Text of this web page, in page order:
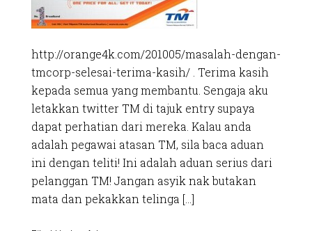
http://orange4k.com/201005/masalah-dengan-
tmcorp-selesai-terima-kasih/ . Terima kasih
kepada semua yang membantu. Sengaja aku
letakkan twitter TM di tajuk entry supaya
dapat perhatian dari mereka. Kalau anda
adalah pegawai atasan TM, sila baca aduan
ini dengan teliti! Ini adalah aduan serius dari
pelanggan TM! Jangan asyik nak butakan
mata dan pekakkan telinga […]